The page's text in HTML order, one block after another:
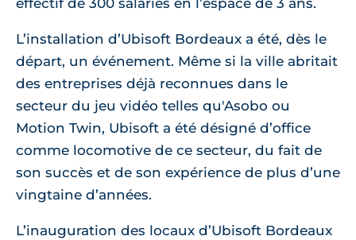
effectif de 300 salariés en l’espace de 3 ans.
L’installation d’Ubisoft Bordeaux a été, dès le
départ, un événement. Même si la ville abritait
des entreprises déjà reconnues dans le
secteur du jeu vidéo telles qu'Asobo ou
Motion Twin, Ubisoft a été désigné d’office
comme locomotive de ce secteur, du fait de
son succès et de son expérience de plus d’une
vingtaine d’années.
L’inauguration des locaux d’Ubisoft Bordeaux